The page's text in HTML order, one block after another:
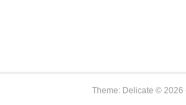
Theme: Delicate © 2026